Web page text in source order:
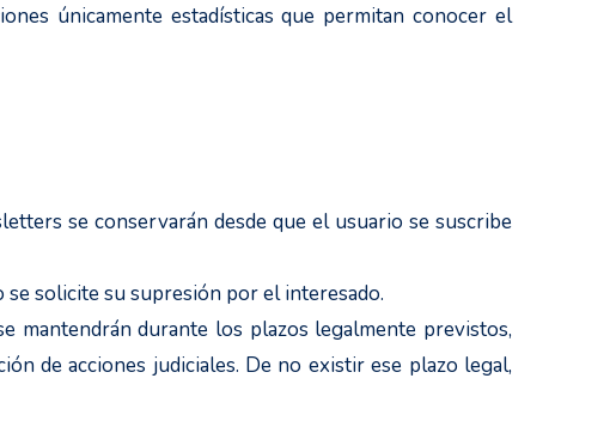
únicamente estadísticas que permitan conocer el
se conservarán desde que el usuario se suscribe
solicite su supresión por el interesado.
mantendrán durante los plazos legalmente previstos,
de acciones judiciales. De no existir ese plazo legal,